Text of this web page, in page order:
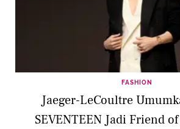
FASHION
Jaeger-LeCoultre
SEVENTEEN Jadi Friend